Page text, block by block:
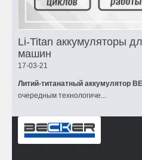
Li-Titan аккумуляторы
машин
17-03-21
Литий-титанатный аккумулятор
очередным технологиче...